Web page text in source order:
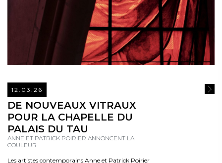
12.03.26
DE NOUVEAUX VITRAUX
POUR LA CHAPELLE DU
PALAIS DU TAU
ANNE ET PATRICK POIRIER ANNONCENT LA
COULEUR
Les artistes contemporains Anne et Patrick Poirier